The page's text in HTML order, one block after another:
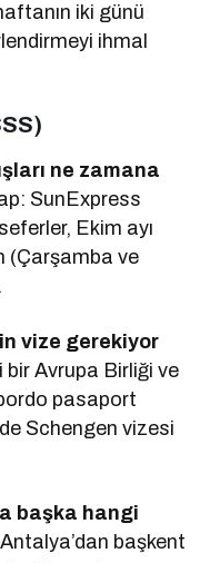
iki günü
ihmal
ne zamana
SunExpress
Ekim ayı
(Çarşamba ve
vize gerekiyor
bir Avrupa Birliği ve
pasaport
Schengen vizesi
başka hangi
başkent